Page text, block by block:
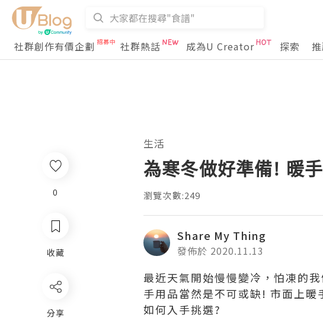
社群創作有價企劃 社群熱話 成為U Creator 探索
生活
為寒冬做好準備! 暖
瀏覽次數:249
Share My Thing
發佈於 2020.11.13
最近天氣開始慢慢變冷，怕凍的
手用品當然是不可或缺! 市面上
如何入手挑選?
0
收藏
分享